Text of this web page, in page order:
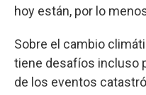
hoy están, por lo
Sobre el cambio
tiene desafíos incluso
de los eventos